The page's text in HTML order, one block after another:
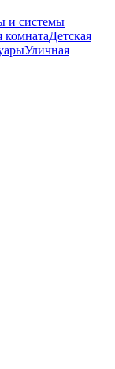
и системы
комнатаДетская
Уличная